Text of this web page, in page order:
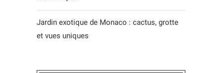
Jardin exotique de Monaco : cactus, grotte
et vues uniques